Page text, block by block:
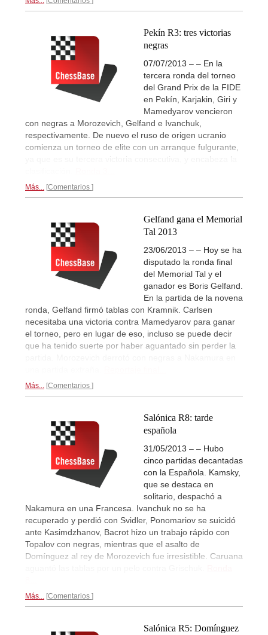
Pekín R3: tres victorias
negras
07/07/2013 – – En la
tercera ronda del torneo
del Grand Prix de la FIDE
en Pekín, Karjakin, Giri y
Mamedyarov vencieron
con negras a Morozevich, Gelfand e Ivanchuk,
respectivamente. De nuevo el ruso de origen ucranio
comienza un torneo de elite con un arranque fulgurante,
ya que es su tercera victoria consecutiva, y encabeza la
Más... Comentarios
Gelfand gana el Memorial
Tal 2013
23/06/2013 – – Hoy se ha
disputado la ronda final
del Memorial Tal y el
ganador es Boris Gelfand.
En la partida de la novena
ronda, Gelfand firmó tablas con Kramnik. Carlsen
necesitaba una victoria contra Mamedyarov para ganar
el torneo, pero en lugar de eso, incluso se puede decir
que ha tenido suerte por haber aguantado sin perder la
Más... Comentarios
Salónica R8: tarde
española
31/05/2013 – – Hubo
cinco partidas decantadas
con la Española. Kamsky,
que se destaca en
solitario, despachó a
Nakamura en una Francesa. Ivanchuk no se ha
recuperado y perdió con Svidler, Ponomariov se suicidó
ante Kasimdzhanov, Bacrot hizo un trabajo rápido con
Topalov con negras, mientras que el asalto de
Domínguez al rey de Morozevich fue irresistible. Caruana
Más... Comentarios
Salónica R5: Domínguez